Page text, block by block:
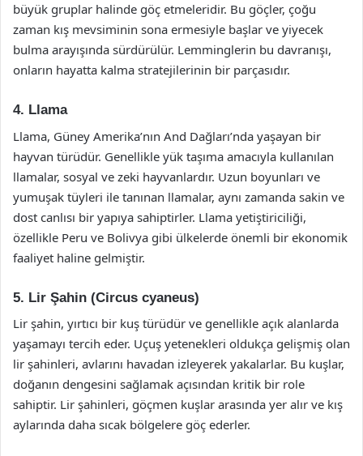
büyük gruplar halinde göç etmeleridir. Bu göçler, çoğu
zaman kış mevsiminin sona ermesiyle başlar ve yiyecek
bulma arayışında sürdürülür. Lemminglerin bu davranışı,
onların hayatta kalma stratejilerinin bir parçasıdır.
4. Llama
Llama, Güney Amerika’nın And Dağları’nda yaşayan bir
hayvan türüdür. Genellikle yük taşıma amacıyla kullanılan
llamalar, sosyal ve zeki hayvanlardır. Uzun boyunları ve
yumuşak tüyleri ile tanınan llamalar, aynı zamanda sakin ve
dost canlısı bir yapıya sahiptirler. Llama yetiştiriciliği,
özellikle Peru ve Bolivya gibi ülkelerde önemli bir ekonomik
faaliyet haline gelmiştir.
5. Lir Şahin (Circus cyaneus)
Lir şahin, yırtıcı bir kuş türüdür ve genellikle açık alanlarda
yaşamayı tercih eder. Uçuş yetenekleri oldukça gelişmiş olan
lir şahinleri, avlarını havadan izleyerek yakalarlar. Bu kuşlar,
doğanın dengesini sağlamak açısından kritik bir role
sahiptir. Lir şahinleri, göçmen kuşlar arasında yer alır ve kış
aylarında daha sıcak bölgelere göç ederler.